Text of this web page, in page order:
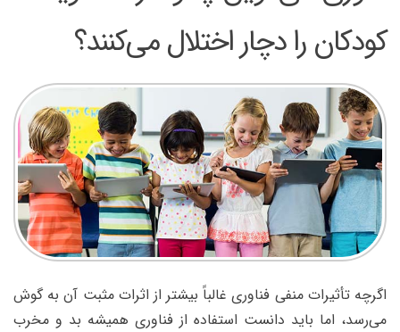
کودکان را دچار اختلال می‌کنند؟
اگرچه تأثیرات منفی فناوری غالباً بیشتر از اثرات مثبت آن به گوش
می‌رسد، اما باید دانست استفاده از فناوری همیشه بد و مخرب